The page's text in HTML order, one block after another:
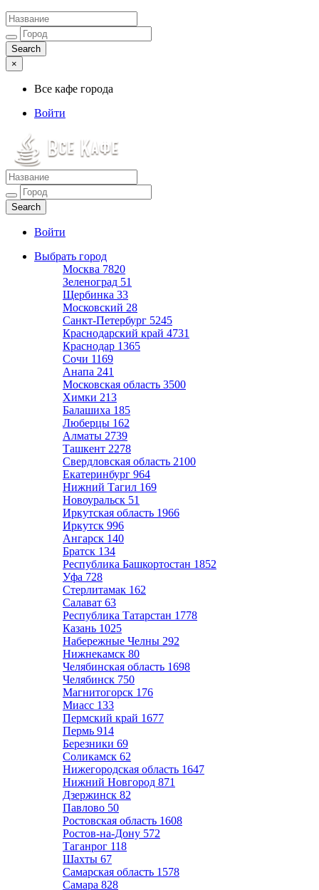
×
Все кафе города
Войти
Все кафе города
Каталог хороших кафе
Войти
Выбрать город
Москва 7820
Зеленоград 51
Щербинка 33
Московский 28
Санкт-Петербург 5245
Краснодарский край 4731
Краснодар 1365
Сочи 1169
Анапа 241
Московская область 3500
Химки 213
Балашиха 185
Люберцы 162
Алматы 2739
Ташкент 2278
Свердловская область 2100
Екатеринбург 964
Нижний Тагил 169
Новоуральск 51
Иркутская область 1966
Иркутск 996
Ангарск 140
Братск 134
Республика Башкортостан 1852
Уфа 728
Стерлитамак 162
Салават 63
Республика Татарстан 1778
Казань 1025
Набережные Челны 292
Нижнекамск 80
Челябинская область 1698
Челябинск 750
Магнитогорск 176
Миасс 133
Пермский край 1677
Пермь 914
Березники 69
Соликамск 62
Нижегородская область 1647
Нижний Новгород 871
Дзержинск 82
Павлово 50
Ростовская область 1608
Ростов-на-Дону 572
Таганрог 118
Шахты 67
Самарская область 1578
Самара 828